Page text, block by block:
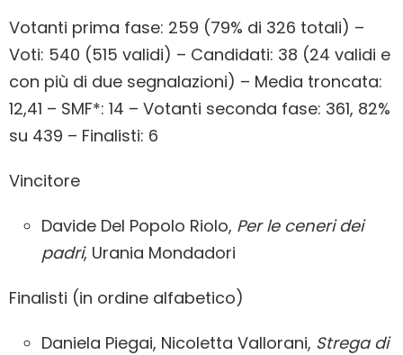
Votanti prima fase: 259 (79% di 326 totali) –
Voti: 540 (515 validi) – Candidati: 38 (24 validi e
con più di due segnalazioni) – Media troncata:
12,41 – SMF*: 14 – Votanti seconda fase: 361, 82%
su 439 – Finalisti: 6
Vincitore
Davide Del Popolo Riolo, Per le ceneri dei
padri, Urania Mondadori
Finalisti (in ordine alfabetico)
Daniela Piegai, Nicoletta Vallorani, Strega di